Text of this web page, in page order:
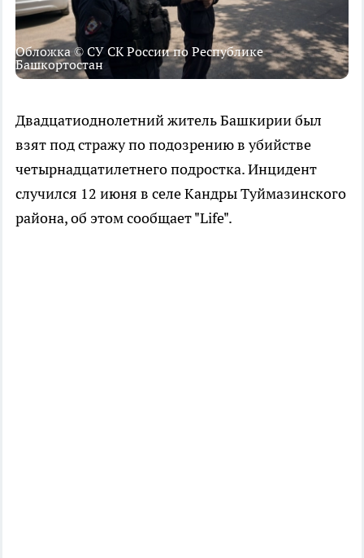
Обложка © СУ СК России по Республике
Башкортостан
Двадцатиоднолетний житель Башкирии был
взят под стражу по подозрению в убийстве
четырнадцатилетнего подростка. Инцидент
случился 12 июня в селе Кандры Туймазинского
района, об этом сообщает "Life".